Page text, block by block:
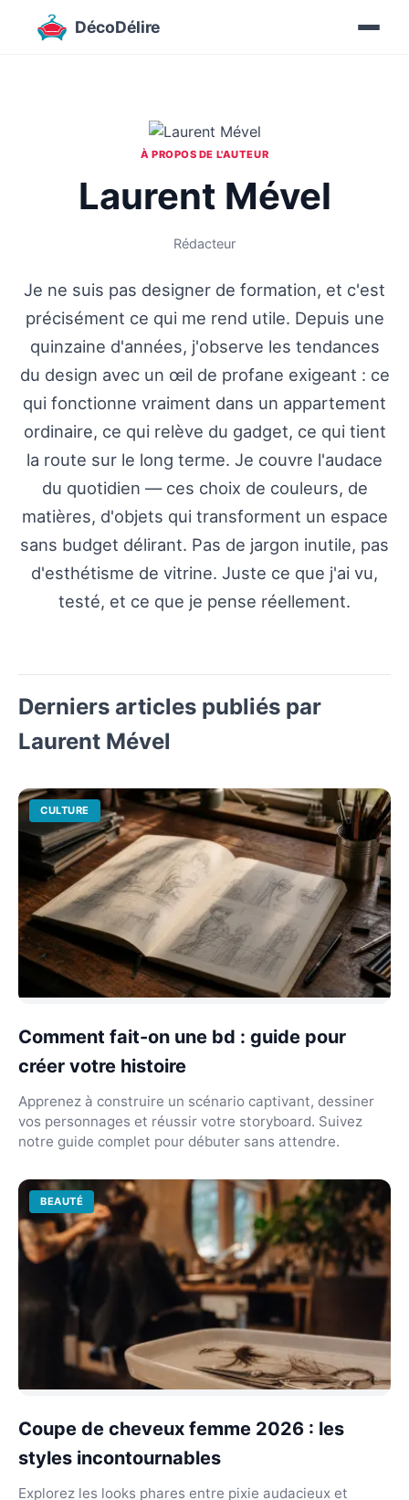
DécoDélire
À PROPOS DE L'AUTEUR
Laurent Mével
Rédacteur
Je ne suis pas designer de formation, et c'est
précisément ce qui me rend utile. Depuis une
quinzaine d'années, j'observe les tendances
du design avec un œil de profane exigeant : ce
qui fonctionne vraiment dans un appartement
ordinaire, ce qui relève du gadget, ce qui tient
la route sur le long terme. Je couvre l'audace
du quotidien — ces choix de couleurs, de
matières, d'objets qui transforment un espace
sans budget délirant. Pas de jargon inutile, pas
d'esthétisme de vitrine. Juste ce que j'ai vu,
testé, et ce que je pense réellement.
Derniers articles publiés par
Laurent Mével
CULTURE
Comment fait-on une bd : guide pour
créer votre histoire
Apprenez à construire un scénario captivant, dessiner
vos personnages et réussir votre storyboard. Suivez
notre guide complet pour débuter sans attendre.
BEAUTÉ
Coupe de cheveux femme 2026 : les
styles incontournables
Explorez les looks phares entre pixie audacieux et